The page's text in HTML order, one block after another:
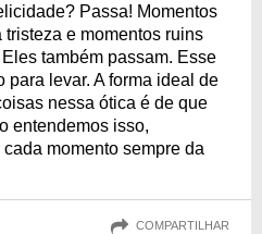
Passa! Momentos
e momentos ruins
também passam. Esse
para levar. A forma ideal de
nessa ótica é de que
entendemos isso,
momento sempre da
COMPARTILHAR